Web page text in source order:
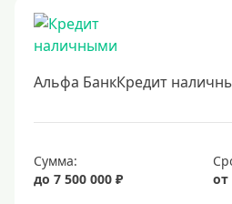
Ставка
Низкий процент
6%
6,5%
Альфа БанкКредит
Сумма:
до 7 500 000 ₽
от